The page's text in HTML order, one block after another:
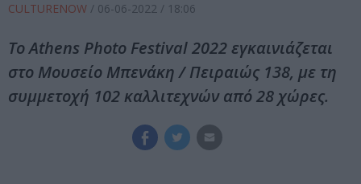
CULTURENOW / 06-06-2022 / 18:06
To Athens Photo Festival 2022 εγκαινιάζεται
στο Μουσείο Μπενάκη / Πειραιώς 138, με τη
συμμετοχή 102 καλλιτεχνών από 28 χώρες.